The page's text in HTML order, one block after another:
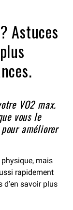
Astuces
VO2 max.
vous le
améliorer
mais
rapidement
d’en savoir plus